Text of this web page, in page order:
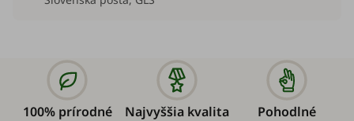
100% prírodné Najvyššia kvalita
Pohodlné